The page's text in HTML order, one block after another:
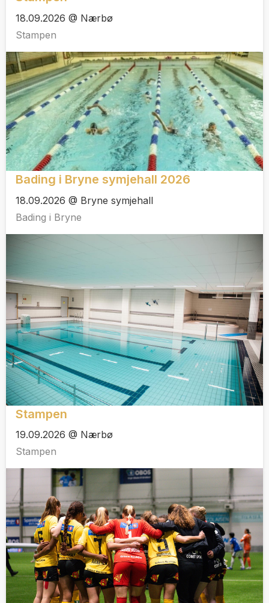
18.09.2026 @ Nærbø
Stampen
Bading i Bryne symjehall 2026
18.09.2026 @ Bryne symjehall
Bading i Bryne
Stampen
19.09.2026 @ Nærbø
Stampen